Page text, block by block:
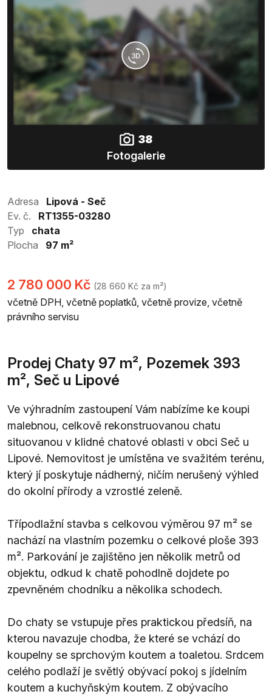
38
Fotogalerie
Adresa
Lipová - Seč
Ev. č.
RT1355-03280
Typ
chata
Plocha
97 m²
2 780 000 Kč (28 660 Kč za m²)
včetně DPH, včetně poplatků, včetně provize, včetně
právního servisu
Prodej Chaty 97 m², Pozemek 393
m², Seč u Lipové
Ve výhradním zastoupení Vám nabízíme ke koupi
malebnou, celkově rekonstruovanou chatu
situovanou v klidné chatové oblasti v obci Seč u
Lipové. Nemovitost je umístěna ve svažitém terénu,
který jí poskytuje nádherný, ničím nerušený výhled
do okolní přírody a vzrostlé zeleně.
Třípodlažní stavba s celkovou výměrou 97 m² se
nachází na vlastním pozemku o celkové ploše 393
m². Parkování je zajištěno jen několik metrů od
objektu, odkud k chatě pohodlně dojdete po
zpevněném chodníku a několika schodech.
Do chaty se vstupuje přes praktickou předsíň, na
kterou navazuje chodba, že které se vchází do
koupelny se sprchovým koutem a toaletou. Srdcem
celého podlaží je světlý obývací pokoj s jídelním
koutem a kuchyňským koutem. Z obývacího